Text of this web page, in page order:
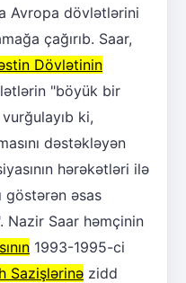
Avropa dövlətlərini
çağırıb. Saar,
Dövlətinin
"böyük bir
ki,
dəstəkləyən
hərəkətləri ilə
göstərən əsas
Nazir Saar həmçinin
1993-1995-ci
Sazişlərinə zidd